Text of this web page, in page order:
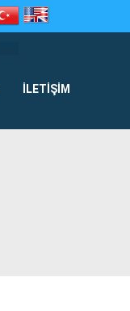
İLETIŞIM